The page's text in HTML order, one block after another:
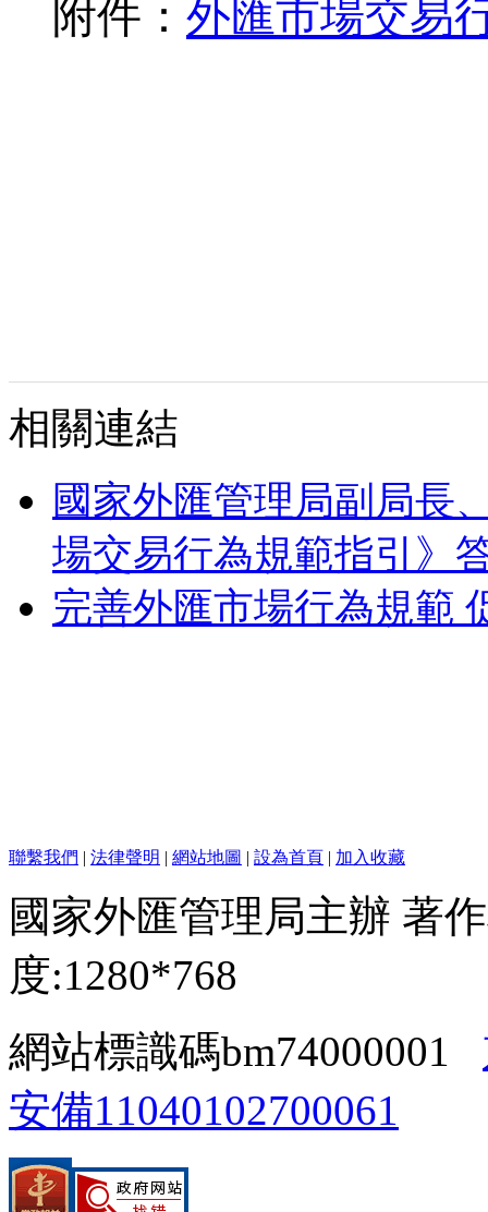
附件： 外匯市場交易
相關連結
國家外匯管理局副局長
場交易行為規範指引》
完善外匯市場行為規範
聯繫我們 | 法律聲明 | 網站地圖 | 設為首頁 | 加入收藏
國家外匯管理局主辦 著
度:1280*768
網站標識碼bm74000001
安備11040102700061